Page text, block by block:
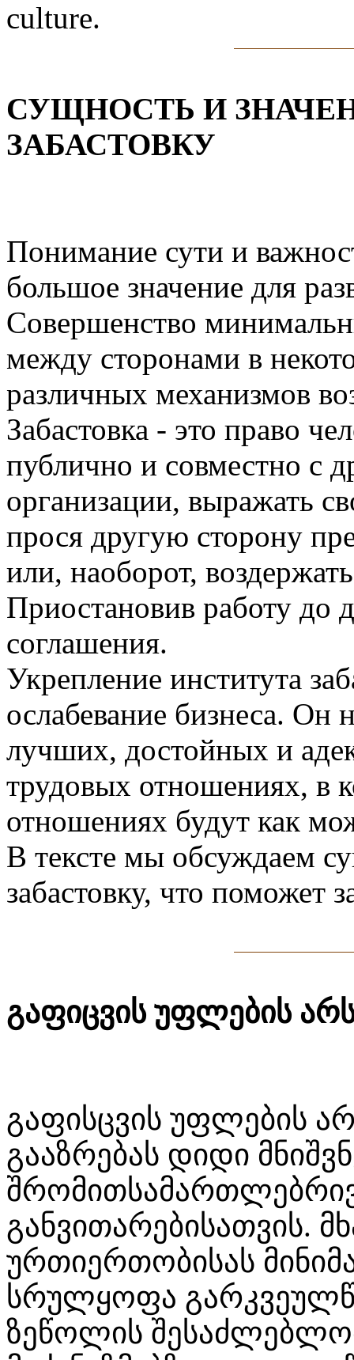
culture.
СУЩНОСТЬ И
ЗАБАСТОВКУ
Понимание сути и
большое значение для
Совершенство
между сторонами в
различных механизмов
Забастовка - это право
публично и совместно с
организации, выражать
прося другую сторону
или, наоборот,
Приостановив работу до
соглашения.
Укрепление института
ослабевание бизнеса. Он
лучших, достойных и
трудовых отношениях, в
отношениях будут как
В тексте мы обсуждаем
забастовку, что поможет
გაფიცვის უფლების
გაფისცვის უფლების
გააზრებას დიდი
განვითარებისათვის.
ურთიერთობისას
სრულყოფა
ზეწოლის